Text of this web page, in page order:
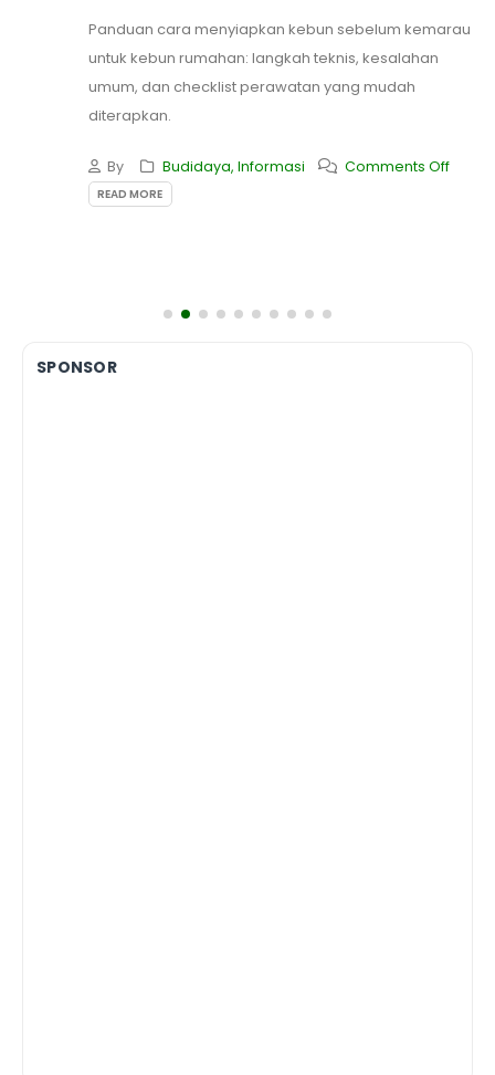
Panduan cara menyiapkan kebun sebelum kemarau
untuk kebun rumahan: langkah teknis, kesalahan
umum, dan checklist perawatan yang mudah
diterapkan.
By Budidaya, Informasi Comments Off
READ MORE
SPONSOR